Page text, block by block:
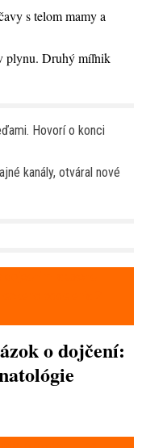
s telom mamy a
plynu. Druhý míľnik
Hovorí o konci
kanály, otváral nové
o dojčení: